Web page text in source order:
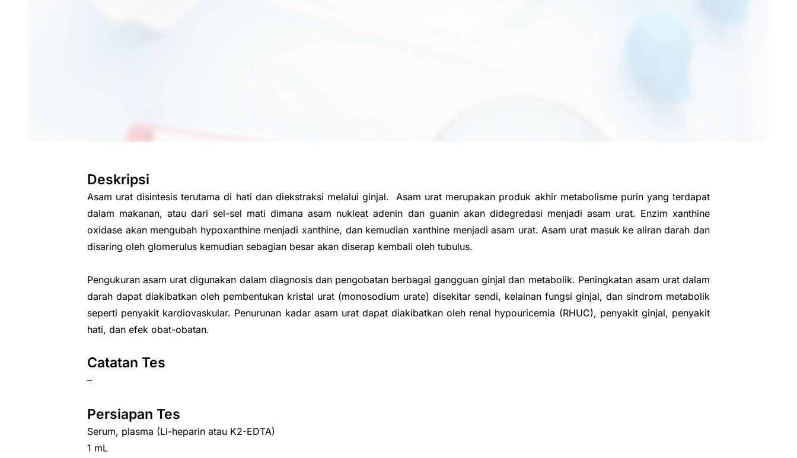
Deskripsi
Asam urat disintesis terutama di hati dan diekstraksi melalui ginjal. Asam urat merupakan produk akhir metabolisme purin yang terdapat
dalam makanan, atau dari sel-sel mati dimana asam nukleat adenin dan guanin akan didegredasi menjadi asam urat. Enzim xanthine
oxidase akan mengubah hypoxanthine menjadi xanthine, dan kemudian xanthine menjadi asam urat. Asam urat masuk ke aliran darah dan
disaring oleh glomerulus kemudian sebagian besar akan diserap kembali oleh tubulus.
Pengukuran asam urat digunakan dalam diagnosis dan pengobatan berbagai gangguan ginjal dan metabolik. Peningkatan asam urat dalam
darah dapat diakibatkan oleh pembentukan kristal urat (monosodium urate) disekitar sendi, kelainan fungsi ginjal, dan sindrom metabolik
seperti penyakit kardiovaskular. Penurunan kadar asam urat dapat diakibatkan oleh renal hypouricemia (RHUC), penyakit ginjal, penyakit
hati, dan efek obat-obatan.
Catatan Tes
–
Persiapan Tes
Serum, plasma (Li-heparin atau K2-EDTA)
1 mL